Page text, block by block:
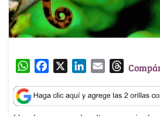
W
a
t
c
e
n
k
a
i
T
r
e